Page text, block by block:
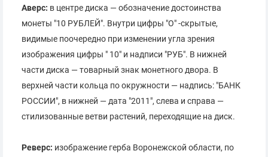
Аверс: в центре диска — обозначение достоинства
монеты "10 РУБЛЕЙ". Внутри цифры "О" -скрытые,
видимые поочередно при изменении угла зрения
изображения цифры " 10" и надписи "РУБ". В нижней
части диска — товарный знак монетного двора. В
верхней части кольца по окружности — надпись: "БАНК
РОССИИ", в нижней — дата "2011", слева и справа —
стилизованные ветви растений, переходящие на диск.
Реверс: изображение герба Воронежской области, по